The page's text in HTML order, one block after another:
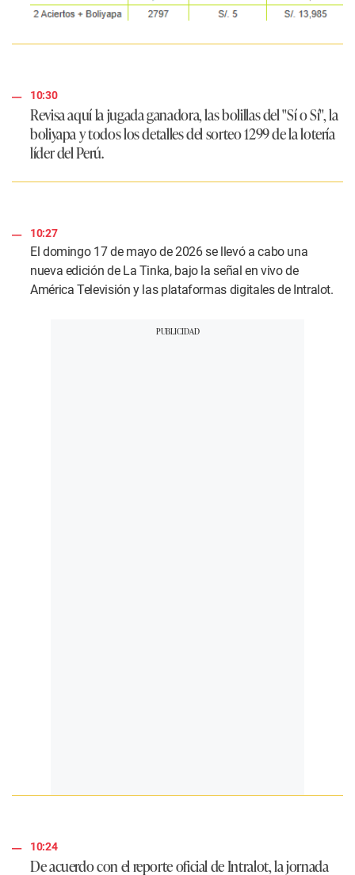
10:30
Revisa aquí la jugada ganadora, las bolillas del "Sí o Sí", la
boliyapa y todos los detalles del sorteo 1299 de la lotería
líder del Perú.
10:27
El domingo 17 de mayo de 2026 se llevó a cabo una
nueva edición de La Tinka, bajo la señal en vivo de
América Televisión y las plataformas digitales de Intralot.
10:24
De acuerdo con el reporte oficial de Intralot, la jornada